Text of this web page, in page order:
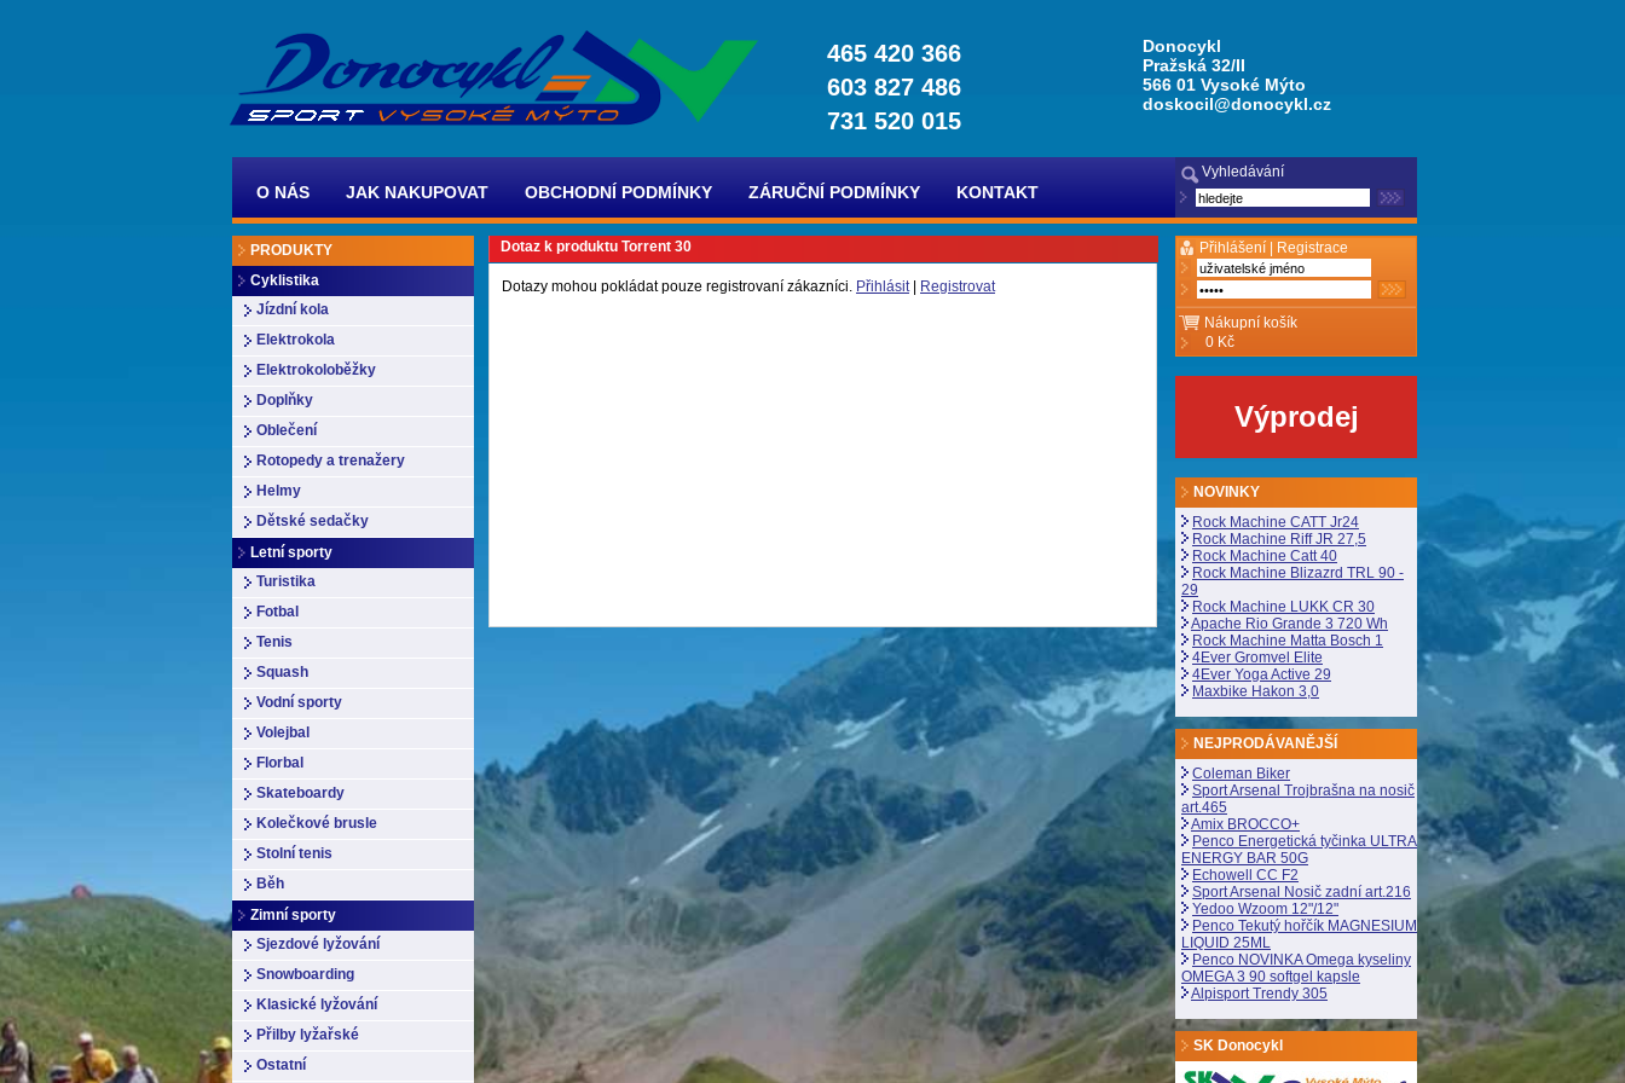
465 420 366
603 827 486
731 520 015
Donocykl
Pražská 32/II
566 01 Vysoké Mýto
doskocil@donocykl.cz
O NÁS JAK NAKUPOVAT OBCHODNÍ PODMÍNKY ZÁRUČNÍ PODMÍNKY KONTAKT
Vyhledávání
PRODUKTY
Cyklistika
Jízdní kola
Elektrokola
Elektrokoloběžky
Doplňky
Oblečení
Rotopedy a trenažery
Helmy
Dětské sedačky
Letní sporty
Turistika
Fotbal
Tenis
Squash
Vodní sporty
Volejbal
Florbal
Skateboardy
Kolečkové brusle
Stolní tenis
Běh
Zimní sporty
Sjezdové lyžování
Snowboarding
Klasické lyžování
Přilby lyžařské
Ostatní
Dotaz k produktu Torrent 30
Dotazy mohou pokládat pouze registrovaní zákazníci. Přihlásit| Registrovat
Přihlášení | Registrace
Nákupní košík
0 Kč
Výprodej
NOVINKY
Rock Machine CATT Jr24
Rock Machine Riff JR 27,5
Rock Machine Catt 40
Rock Machine Blizazrd TRL 90 -
29
Rock Machine LUKK CR 30
Apache Rio Grande 3 720 Wh
Rock Machine Matta Bosch 1
4Ever Gromvel Elite
4Ever Yoga Active 29
Maxbike Hakon 3,0
NEJPRODÁVANĚJŠÍ
Coleman Biker
Sport Arsenal Trojbrašna na nosič
art.465
Amix BROCCO+
Penco Energetická tyčinka ULTRA
ENERGY BAR 50G
Echowell CC F2
Sport Arsenal Nosič zadní art.216
Yedoo Wzoom 12"/12"
Penco Tekutý hořčík MAGNESIUM
LIQUID 25ML
Penco NOVINKA Omega kyseliny
OMEGA 3 90 softgel kapsle
Alpisport Trendy 305
SK Donocykl